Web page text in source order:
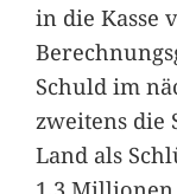
in die Kasse
Schuld im
zweitens die
Land als